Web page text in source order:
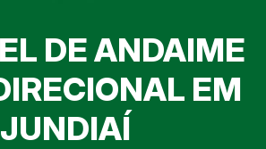
DE ANDAIME
EM
JUNDIAÍ